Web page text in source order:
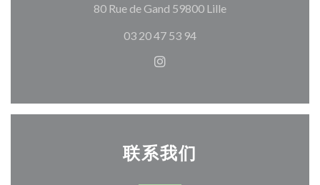
80 Rue de Gand 59800 Lille((在新窗口中打开))
03 20 47 53 94
Instagram ((在新窗口中打开
联系我们